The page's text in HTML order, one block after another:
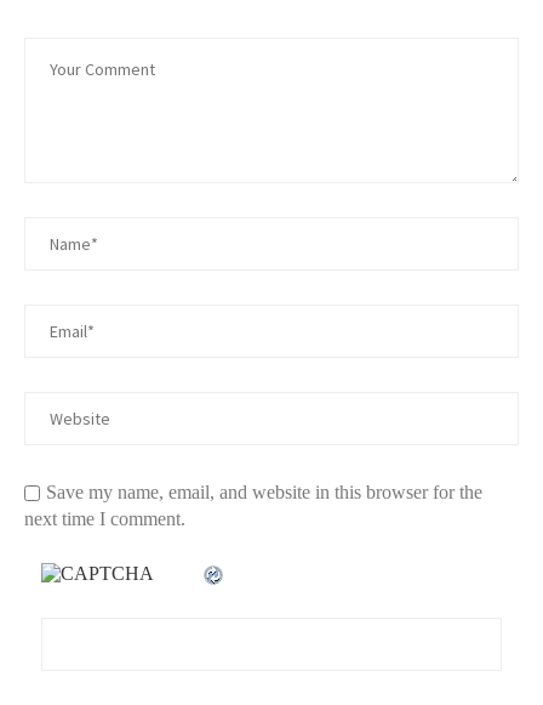
Save my name, email, and website in this browser for the
next time I comment.